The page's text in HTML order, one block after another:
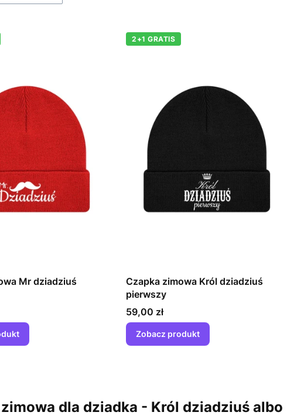
Mr dziadziuś
2+1 GRATIS
Czapka zimowa Król dziadziuś
pierwszy
Cena
59,00 zł
Zobacz produkt
dla dziadka - Król dziadziuś